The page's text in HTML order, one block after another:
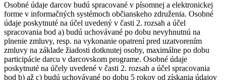
Osobné údaje darcov budú spracované v písomnej a elektronickej
forme v informačných systémoch občianskeho združenia. Osobné
údaje poskytnuté na účel uvedený v časti 2. rozsah a účel
spracovania bod a) budú uchovávané po dobu nevyhnutnú na
plnenie zmluvy, resp. na vykonanie opatrení pred uzatvorením
zmluvy na základe žiadosti dotknutej osoby, maximálne po dobu
participácie darcu v darcovskom programe. Osobné údaje
poskytnuté na účely uvedené v časti 2. rozsah a účel spracovania
bod b) až c) budú uchovávané po dobu 5 rokov od získania údajov